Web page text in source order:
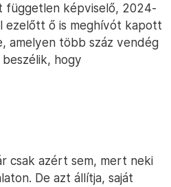
független képviselő, 2024-
ezelőtt ő is meghívót kapott
amelyen több száz vendég
hogy
csak azért sem, mert neki
De azt állítja, saját